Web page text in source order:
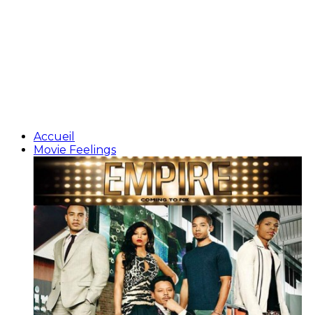
Accueil
Movie Feelings